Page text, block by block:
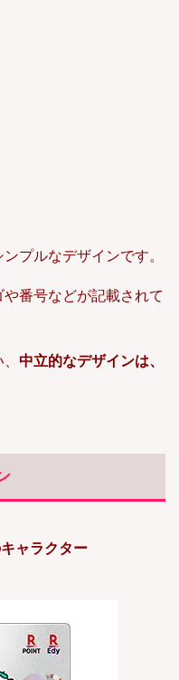
プルなデザインです。
番号などが記載されて
中立的なデザインは、
ャラクター